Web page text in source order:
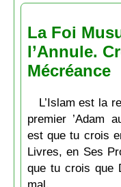
La Foi
l’Annule.
Mécréance
L’Islam est la
premier ’Adam
est que tu crois
Livres, en Ses
que tu crois que
mal.